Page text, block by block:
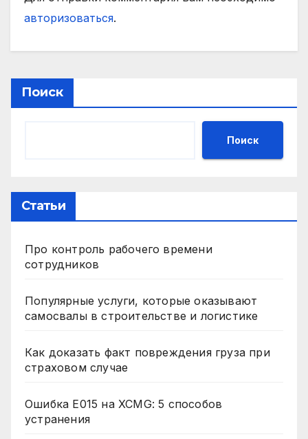
авторизоваться.
Поиск
Поиск
Статьи
Про контроль рабочего времени
сотрудников
Популярные услуги, которые оказывают
самосвалы в строительстве и логистике
Как доказать факт повреждения груза при
страховом случае
Ошибка E015 на XCMG: 5 способов
устранения